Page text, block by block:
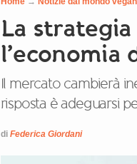
La
l’economia
Il mercato cambierà
risposta è adeguarsi
di Federica Giordani